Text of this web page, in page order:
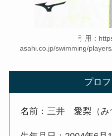
引用：
asahi.co.jp/swimming/
プロ
名前：三井 愛梨（み